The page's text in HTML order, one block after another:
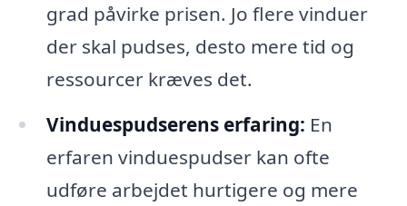
grad påvirke prisen. Jo flere vinduer
der skal pudses, desto mere tid og
ressourcer kræves det.
Vinduespudserens erfaring: En
erfaren vinduespudser kan ofte
udføre arbejdet hurtigere og mere